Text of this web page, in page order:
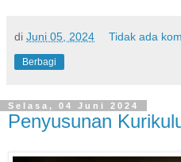
di Juni 05, 2024 Tidak ada
Berbagi
Selasa, 04 Juni 2024
Penyusunan